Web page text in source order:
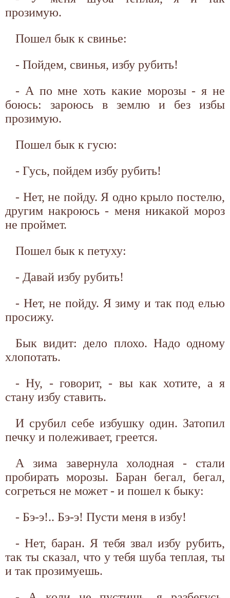
прозимую.
Пошел бык к свинье:
- Пойдем, свинья, избу рубить!
- А по мне хоть какие морозы - я не
боюсь: зароюсь в землю и без избы
прозимую.
Пошел бык к гусю:
- Гусь, пойдем избу рубить!
- Нет, не пойду. Я одно крыло постелю,
другим накроюсь - меня никакой мороз
не проймет.
Пошел бык к петуху:
- Давай избу рубить!
- Нет, не пойду. Я зиму и так под елью
просижу.
Бык видит: дело плохо. Надо одному
хлопотать.
- Ну, - говорит, - вы как хотите, а я
стану избу ставить.
И срубил себе избушку один. Затопил
печку и полеживает, греется.
А зима завернула холодная - стали
пробирать морозы. Баран бегал, бегал,
согреться не может - и пошел к быку:
- Бэ-э!.. Бэ-э! Пусти меня в избу!
- Нет, баран. Я тебя звал избу рубить,
так ты сказал, что у тебя шуба теплая, ты
и так прозимуешь.